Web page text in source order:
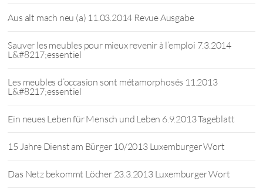
Aus alt mach neu (a) 11.03.2014 Revue Ausgabe
Sauver les meubles pour mieux revenir à l’emploi 7.3.2014
L&#8217;essentiel
Les meubles d’occasion sont métamorphosés 11.2013
L&#8217;essentiel
Ein neues Leben für Mensch und Leben 6.9.2013 Tageblatt
15 Jahre Dienst am Bürger 10/2013 Luxemburger Wort
Das Netz bekommt Löcher 23.3.2013 Luxemburger Wort